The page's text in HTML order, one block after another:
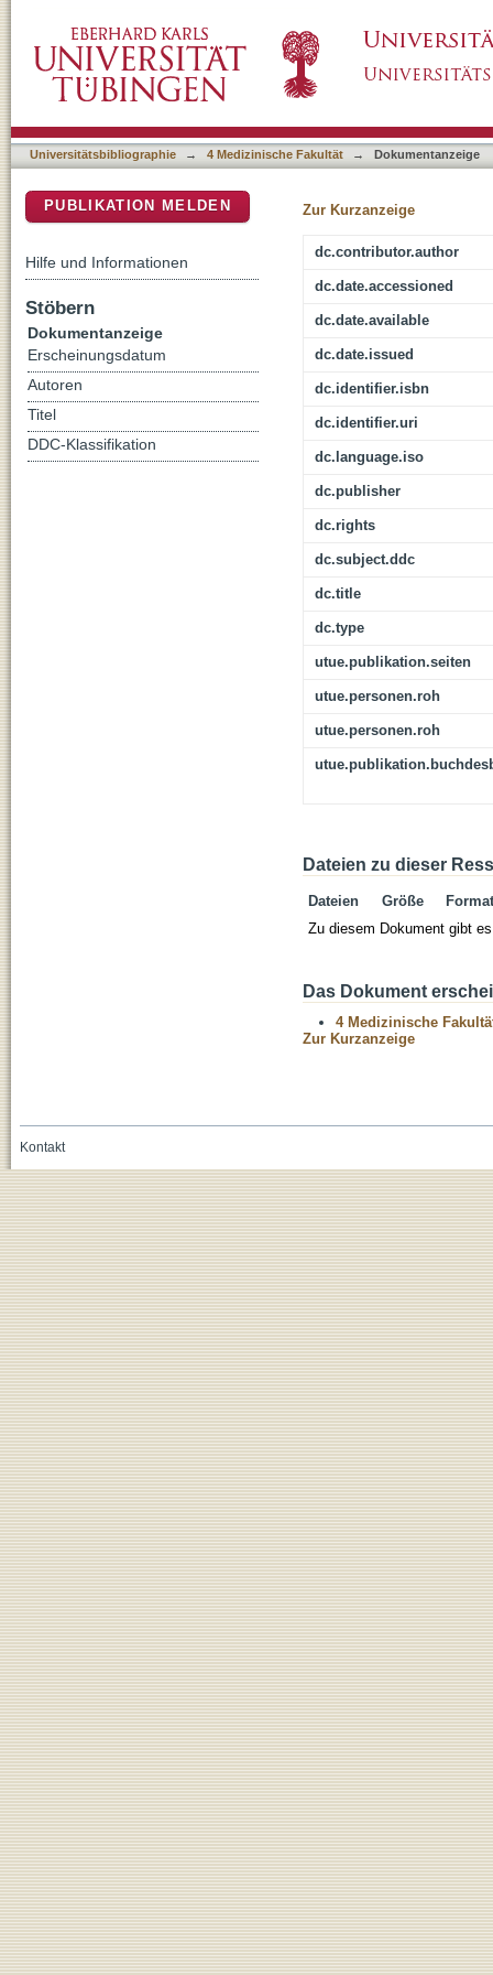
Universitätsbibliographie → 4 Medizinische Fakultät → Dokumentanzeige
Zur Kurzanzeige
dc.contributor.author
dc.date.accessioned
dc.date.available
dc.date.issued
dc.identifier.isbn
dc.identifier.uri
dc.language.iso
dc.publisher
dc.rights
dc.subject.ddc
dc.title
dc.type
utue.publikation.seiten
utue.personen.roh
utue.personen.roh
Dateien zu dieser
Dateien Größe
Format
Zu diesem Dokument gibt
Das Dokument
4 Medizinische
Zur Kurzanzeige
PUBLIKATION MELDEN
Hilfe und Informationen
Stöbern
Dokumentanzeige
Erscheinungsdatum
Autoren
Titel
DDC-Klassifikation
Kontakt